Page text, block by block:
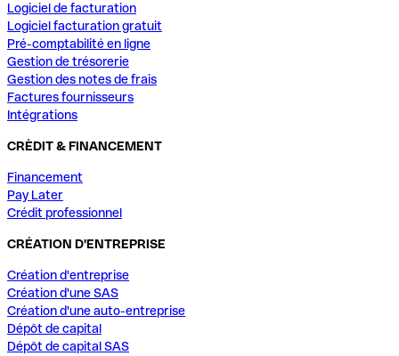
Logiciel de facturation
Logiciel facturation gratuit
Pré-comptabilité en ligne
Gestion de trésorerie
Gestion des notes de frais
Factures fournisseurs
Intégrations
CRÈDIT & FINANCEMENT
Financement
Pay Later
Crédit professionnel
CRÉATION D'ENTREPRISE
Création d'entreprise
Création d'une SAS
Création d'une auto-entreprise
Dépôt de capital
Dépôt de capital SAS